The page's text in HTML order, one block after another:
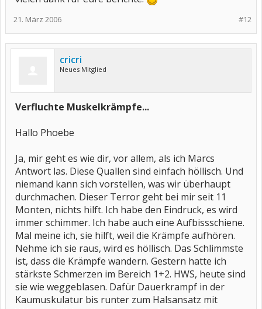
#12
21. März 2006
cricri
Neues Mitglied
Verfluchte Muskelkrämpfe...
Hallo Phoebe
Ja, mir geht es wie dir, vor allem, als ich Marcs
Antwort las. Diese Quallen sind einfach höllisch. Und
niemand kann sich vorstellen, was wir überhaupt
durchmachen. Dieser Terror geht bei mir seit 11
Monten, nichts hilft. Ich habe den Eindruck, es wird
immer schimmer. Ich habe auch eine Aufbissschiene.
Mal meine ich, sie hilft, weil die Krämpfe aufhören.
Nehme ich sie raus, wird es höllisch. Das Schlimmste
ist, dass die Krämpfe wandern. Gestern hatte ich
stärkste Schmerzen im Bereich 1+2. HWS, heute sind
sie wie weggeblasen. Dafür Dauerkrampf in der
Kaumuskulatur bis runter zum Halsansatz mit